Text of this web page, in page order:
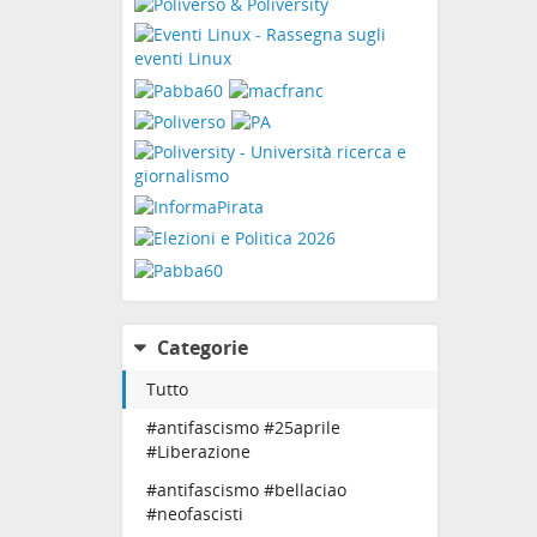
Categorie
Tutto
#antifascismo #25aprile
#Liberazione
#antifascismo #bellaciao
#neofascisti